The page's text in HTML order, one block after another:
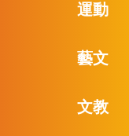
運動
藝文
文教